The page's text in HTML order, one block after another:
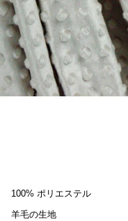
100% ポリエステル
羊毛の生地